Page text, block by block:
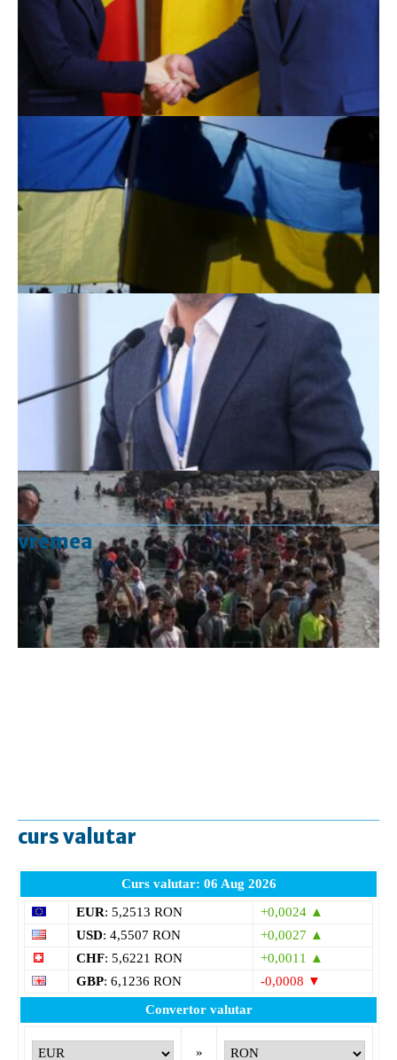
vremea
curs valutar
Curs valutar: 06 Aug 2026
EUR: 5,2513 RON
+0,0024 ▲
USD: 4,5507 RON
+0,0027 ▲
CHF: 5,6221 RON
+0,0011 ▲
GBP: 6,1236 RON
-0,0008 ▼
Convertor valutar
»